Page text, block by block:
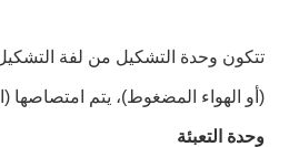
تتكون وحدة التشكيل من لفة التشكيل
(أو الهواء المضغوط)، يتم
وحدة التعبئة